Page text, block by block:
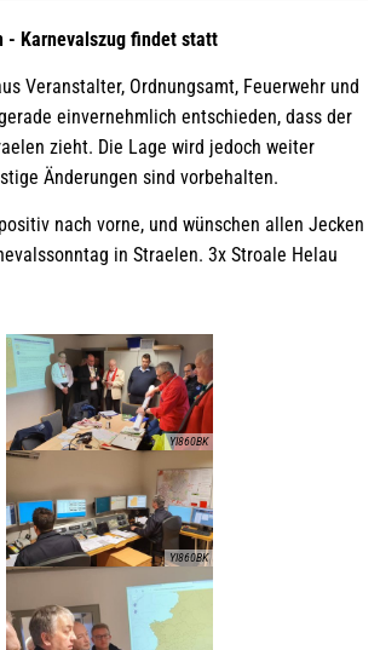
- Karnevalszug findet statt
Veranstalter, Ordnungsamt, Feuerwehr und
einvernehmlich entschieden, dass der
zieht. Die Lage wird jedoch weiter
Änderungen sind vorbehalten.
nach vorne, und wünschen allen Jecken
in Straelen. 3x Stroale Helau
YI860BK
YI860BK